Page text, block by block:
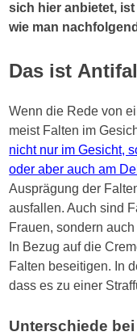
sich hier anbietet,
wie man
Das ist
Wenn die Rede von
meist Falten im
nicht nur im Gesicht,
oder aber auch am
Ausprägung der
ausfallen. Auch sind
Frauen, sondern
In Bezug auf die
Falten beseitigen. In
dass es zu einer
Unterschiede